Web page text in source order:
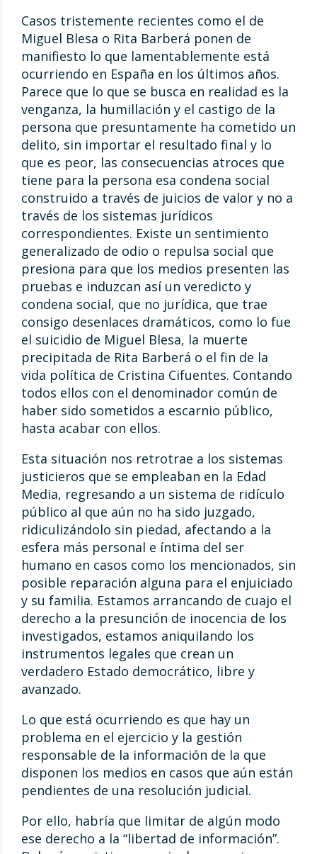
Casos tristemente recientes como el de
Miguel Blesa o Rita Barberá ponen de
manifiesto lo que lamentablemente está
ocurriendo en España en los últimos años.
Parece que lo que se busca en realidad es la
venganza, la humillación y el castigo de la
persona que presuntamente ha cometido un
delito, sin importar el resultado final y lo
que es peor, las consecuencias atroces que
tiene para la persona esa condena social
construido a través de juicios de valor y no a
través de los sistemas jurídicos
correspondientes. Existe un sentimiento
generalizado de odio o repulsa social que
presiona para que los medios presenten las
pruebas e induzcan así un veredicto y
condena social, que no jurídica, que trae
consigo desenlaces dramáticos, como lo fue
el suicidio de Miguel Blesa, la muerte
precipitada de Rita Barberá o el fin de la
vida política de Cristina Cifuentes. Contando
todos ellos con el denominador común de
haber sido sometidos a escarnio público,
hasta acabar con ellos.
Esta situación nos retrotrae a los sistemas
justicieros que se empleaban en la Edad
Media, regresando a un sistema de ridículo
público al que aún no ha sido juzgado,
ridiculizándolo sin piedad, afectando a la
esfera más personal e íntima del ser
humano en casos como los mencionados, sin
posible reparación alguna para el enjuiciado
y su familia. Estamos arrancando de cuajo el
derecho a la presunción de inocencia de los
investigados, estamos aniquilando los
instrumentos legales que crean un
verdadero Estado democrático, libre y
avanzado.
Lo que está ocurriendo es que hay un
problema en el ejercicio y la gestión
responsable de la información de la que
disponen los medios en casos que aún están
pendientes de una resolución judicial.
Por ello, habría que limitar de algún modo
ese derecho a la “libertad de información”.